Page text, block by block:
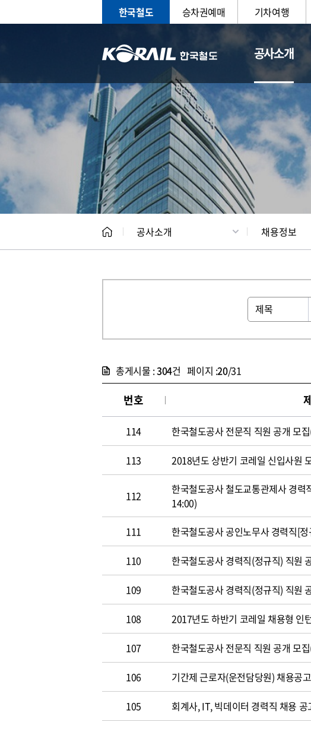
한국철도 승차권예매 기차여행
공사소개
CEO 일반현황
공사소개 채용정보
총게시물 :304건 페이지 :20/31
번호
114 한국철도공사 전문직 직원 공개 모
113 2018년도 상반기 코레일 신입사원
112
한국철도공사 철도교통관제사 경
14:00)
111 한국철도공사 공인노무사 경력직[
110 한국철도공사 경력직(정규직) 직원
109 한국철도공사 경력직(정규직) 직원
108 2017년도 하반기 코레일 채용형 인
107 한국철도공사 전문직 직원 공개 모
106 기간제 근로자(운전담당원) 채용공
105 회계사, IT, 빅데이터 경력직 채용